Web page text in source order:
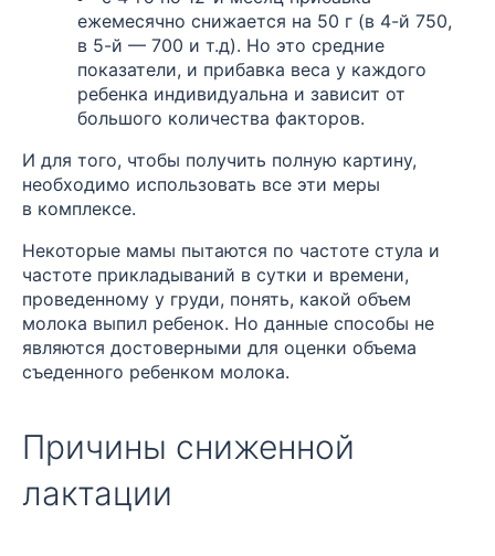
ежемесячно снижается на 50 г (в 4-й 750,
в 5-й — 700 и т.д). Но это средние
показатели, и прибавка веса у каждого
ребенка индивидуальна и зависит от
большого количества факторов.
И для того, чтобы получить полную картину,
необходимо использовать все эти меры
в комплексе.
Некоторые мамы пытаются по частоте стула и
частоте прикладываний в сутки и времени,
проведенному у груди, понять, какой объем
молока выпил ребенок. Но данные способы не
являются достоверными для оценки объема
съеденного ребенком молока.
Причины сниженной
лактации